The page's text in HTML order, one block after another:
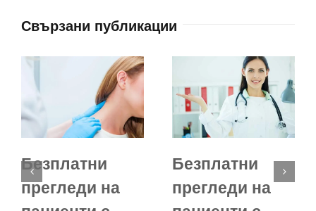
Свързани публикации
Безплатни
прегледи на
Безплатни
прегледи на